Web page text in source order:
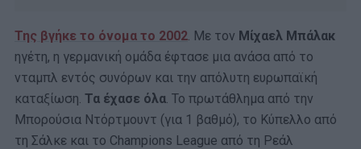
Της βγήκε το όνομα το 2002 . Με τον Μίχαελ Μπάλακ
ηγέτη, η γερμανική ομάδα έφτασε μια ανάσα από το
νταμπλ εντός συνόρων και την απόλυτη ευρωπαϊκή
καταξίωση. Τα έχασε όλα . Το πρωτάθλημα από την
Μπορούσια Ντόρτμουντ (για 1 βαθμό), το Κύπελλο από
τη Σάλκε και το Champions League από τη Ρεάλ